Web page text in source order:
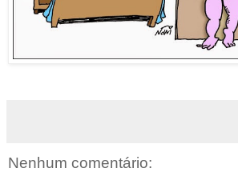
Nenhum comentário: